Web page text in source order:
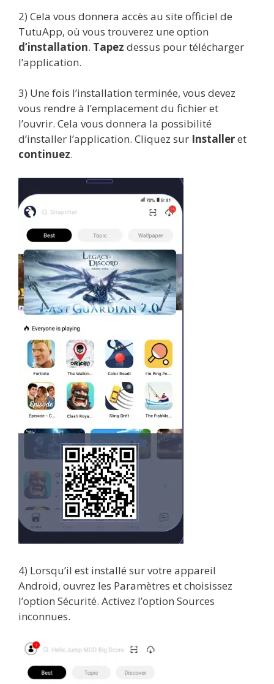
2) Cela vous donnera accès au site officiel de
TutuApp, où vous trouverez une option
d’installation. Tapez dessus pour télécharger
l’application.
3) Une fois l’installation terminée, vous devez
vous rendre à l’emplacement du fichier et
l’ouvrir. Cela vous donnera la possibilité
d’installer l’application. Cliquez sur Installeret
continuez.
4) Lorsqu’il est installé sur votre appareil
Android, ouvrez les Paramètres et choisissez
l’option Sécurité. Activez l’option Sources
inconnues.